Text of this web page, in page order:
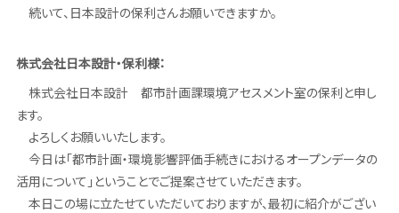
続いて、日本設計の保利さんお願いできますか。
株式会社日本設計・保利様：
株式会社日本設計 都市計画課環境アセスメント室の保利と申し
ます。
よろしくお願いいたします。
今日は「都市計画・環境影響評価手続きにおけるオープンデータの
活用について」ということでご提案させていただきます。
本日この場に立たせていただいておりますが、最初に紹介がござい